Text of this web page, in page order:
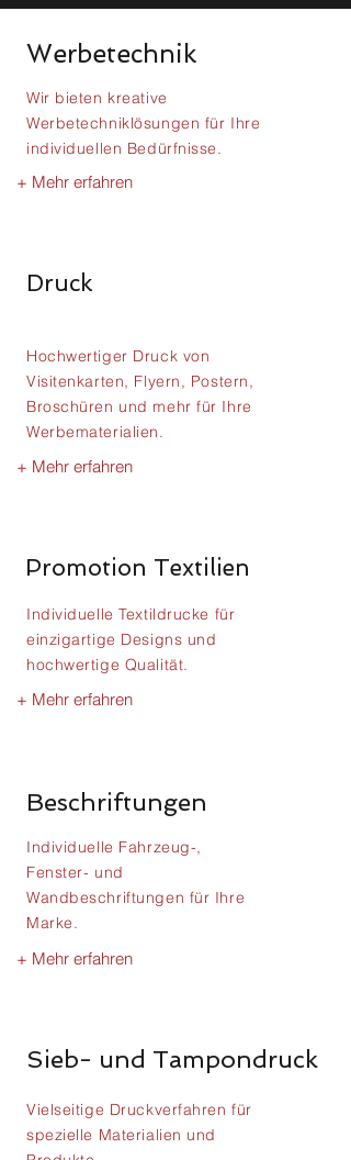
Werbetechnik
Wir bieten kreative
Werbetechniklösungen für Ihre
individuellen Bedürfnisse.
+ Mehr erfahren
Druck
Hochwertiger Druck von
Visitenkarten, Flyern, Postern,
Broschüren und mehr für Ihre
Werbematerialien.
+ Mehr erfahren
Promotion Textilien
Individuelle Textildrucke für
einzigartige Designs und
hochwertige Qualität.
+ Mehr erfahren
Beschriftungen
Individuelle Fahrzeug-,
Fenster- und
Wandbeschriftungen für Ihre
Marke.
+ Mehr erfahren
Sieb- und Tampondruck
Vielseitige Druckverfahren für
spezielle Materialien und